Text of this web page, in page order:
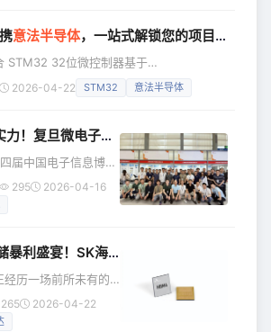
多创新和灵感。以下
供应商，产品代理阵
大电子设计工程师与
进产品，让设计人
术
意法半导体，一站式解锁您的项目“芯”方案
STM32 32位微控制器基于
内核（M0、M0+、M3、M4和M7），融
、安全性和外设范围之间为其系统选择合适
列产品涵盖高性能型号（如STM32N6
型号（如STM32U3 MCU）以及多协议无
2026-04-22 STM32 意法半导体
电子亮相第十四届中国电子信息博览会
届中国电子信息博览
深圳会展中心（福
旦微电子集团携
产核心芯片与系统解
可重构智能芯片
片集成8核高性能处
大容量FPGA，峰
295 2026-04-16
！SK海力士2026年人均奖金或超300万！2027年更高！
历一场前所未有的
人工智能（AI）芯片
发，韩国两大存储芯
265 2026-04-22